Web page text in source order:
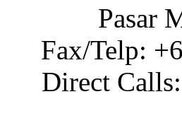
Pasar
Fax/Telp:
Direct